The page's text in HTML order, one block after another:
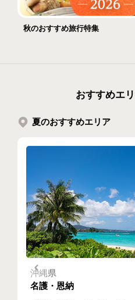
秋のおすすめ旅行特集
おすすめエ
夏のおすすめエリア
沖縄県
名護・恩納